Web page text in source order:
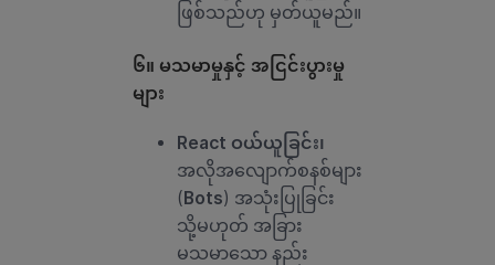
ဖြစ်သည်ဟု မှတ်ယူမည်။
၆။ မသမာမှုနှင့် အငြင်းပွားမှု
များ
React ဝယ်ယူခြင်း၊
အလိုအလျောက်စနစ်များ
(Bots) အသုံးပြုခြင်း
သို့မဟုတ် အခြား
မသမာသော နည်း